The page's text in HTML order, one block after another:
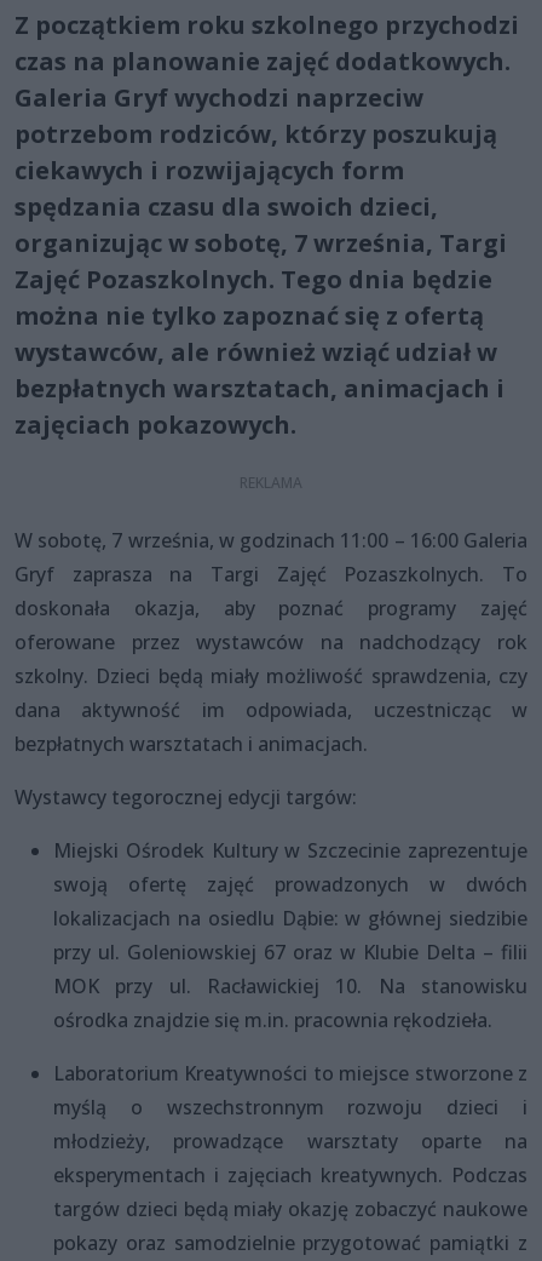
Z początkiem roku szkolnego przychodzi
czas na planowanie zajęć dodatkowych.
Galeria Gryf wychodzi naprzeciw
potrzebom rodziców, którzy poszukują
ciekawych i rozwijających form
spędzania czasu dla swoich dzieci,
organizując w sobotę, 7 września, Targi
Zajęć Pozaszkolnych. Tego dnia będzie
można nie tylko zapoznać się z ofertą
wystawców, ale również wziąć udział w
bezpłatnych warsztatach, animacjach i
zajęciach pokazowych.
W sobotę, 7 września, w godzinach 11:00 – 16:00 Galeria
Gryf zaprasza na Targi Zajęć Pozaszkolnych. To
doskonała okazja, aby poznać programy zajęć
oferowane przez wystawców na nadchodzący rok
szkolny. Dzieci będą miały możliwość sprawdzenia, czy
dana aktywność im odpowiada, uczestnicząc w
bezpłatnych warsztatach i animacjach.
Wystawcy tegorocznej edycji targów:
Miejski Ośrodek Kultury w Szczecinie zaprezentuje
swoją ofertę zajęć prowadzonych w dwóch
lokalizacjach na osiedlu Dąbie: w głównej siedzibie
przy ul. Goleniowskiej 67 oraz w Klubie Delta – filii
MOK przy ul. Racławickiej 10. Na stanowisku
ośrodka znajdzie się m.in. pracownia rękodzieła.
Laboratorium Kreatywności to miejsce stworzone z
myślą o wszechstronnym rozwoju dzieci i
młodzieży, prowadzące warsztaty oparte na
eksperymentach i zajęciach kreatywnych. Podczas
targów dzieci będą miały okazję zobaczyć naukowe
pokazy oraz samodzielnie przygotować pamiątki z